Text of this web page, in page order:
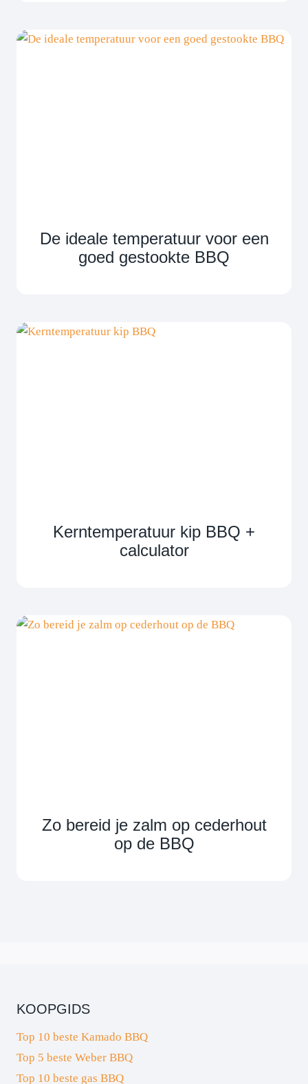
De ideale temperatuur voor een
goed gestookte BBQ
Kerntemperatuur kip BBQ +
calculator
Zo bereid je zalm op cederhout
op de BBQ
KOOPGIDS
Top 10 beste Kamado BBQ
Top 5 beste Weber BBQ
Top 10 beste gas BBQ